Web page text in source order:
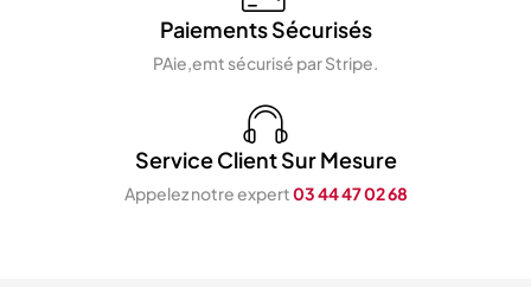
Paiements Sécurisés
PAie,emt sécurisé par Stripe.
Service Client Sur Mesure
Appelez notre expert03 44 47 02 68